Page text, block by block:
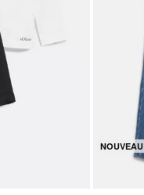
NOUVEAU